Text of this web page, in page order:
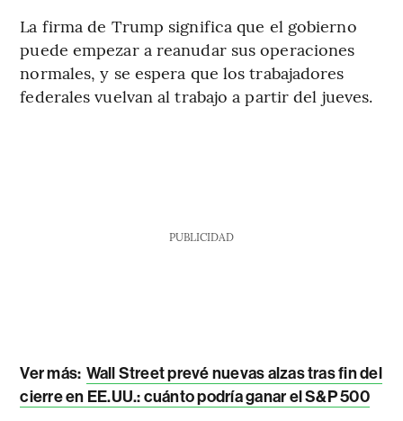
La firma de Trump significa que el gobierno
puede empezar a reanudar sus operaciones
normales, y se espera que los trabajadores
federales vuelvan al trabajo a partir del jueves.
PUBLICIDAD
Ver más: Wall Street prevé nuevas alzas tras fin del
cierre en EE.UU.: cuánto podría ganar el S&P 500